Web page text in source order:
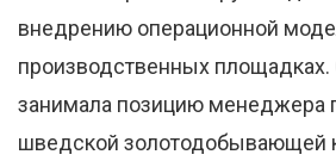
внедрению операционной
производственных площадках.
занимала позицию менеджера
шведской золотодобывающей